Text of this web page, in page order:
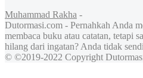
Muhammad Rakha -
Dutormasi.com - Pernahkah Anda
membaca buku atau catatan, tetapi
hilang dari ingatan? Anda tidak
© ©2019-2022 Copyright